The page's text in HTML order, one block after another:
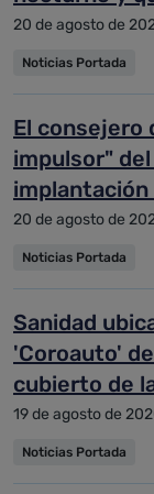
20 de agosto de
Noticias Portada
El consejero
impulsor" del
20 de agosto de
Noticias Portada
Sanidad
'Coroauto'
cubierto de
19 de agosto de
Noticias Portada